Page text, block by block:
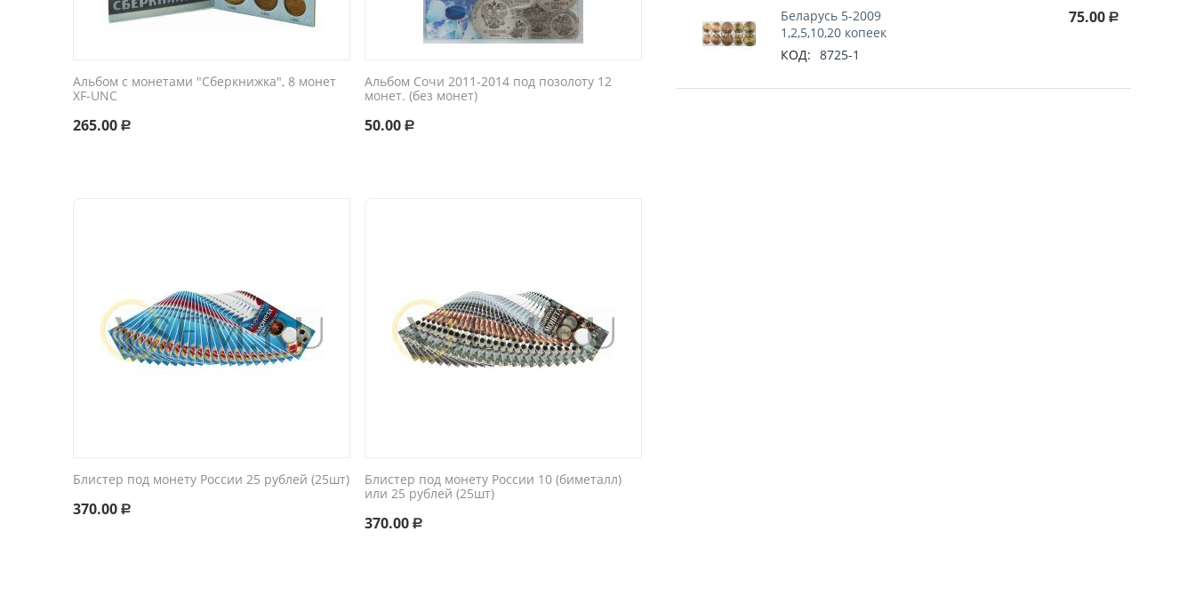
Альбом с монетами "Сберкнижка", 8 монет
XF-UNC
265.00 Р
Альбом Сочи 2011-2014 под позолоту 12
монет. (без монет)
50.00 Р
Блистер под монету России 25 рублей (25шт)
370.00 Р
Блистер под монету России 10 (биметалл)
или 25 рублей (25шт)
370.00 Р
Беларусь 5-2009
1,2,5,10,20 копеек
КОД: 8725-1
75.00 Р